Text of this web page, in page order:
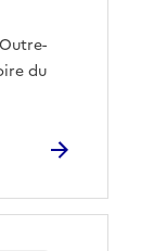
du